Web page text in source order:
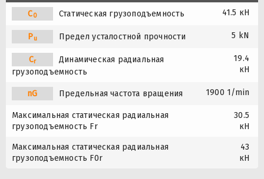
C0 Статическая грузоподъемность 41.5 кН
Pu Предел усталостной прочности 5 kN
Cr
Динамическая радиальная
грузоподъемность
19.4
кН
nG Предельная частота вращения 1900 1/min
Максимальная статическая радиальная
грузоподъемность Fr
30.5
кН
Максимальная статическая радиальная
грузоподъемность F0r
43
кН